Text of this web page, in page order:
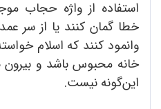
استفاده از واژه حجاب
خطا گمان کنند یا از سر
وانمود کنند که اسلام
خانه محبوس باشد و بیرون
این‌گو‌نه نیست.